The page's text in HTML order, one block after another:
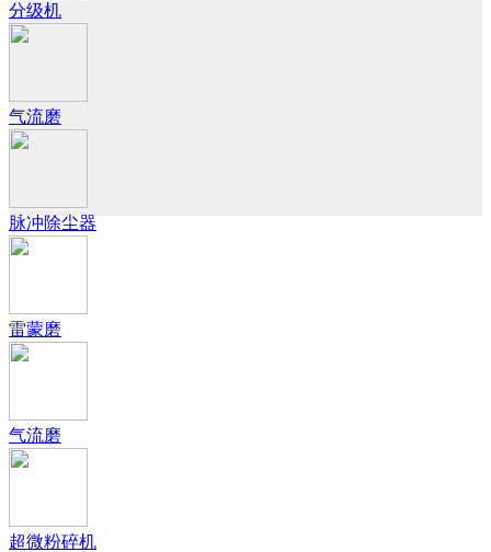
分级机
气流磨
脉冲除尘器
雷蒙磨
气流磨
超微粉碎机